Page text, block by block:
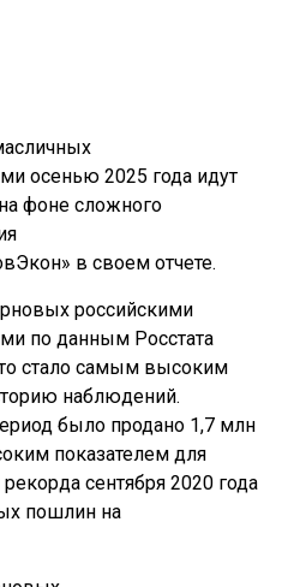
осенью 2025 года идут
фоне сложного
в своем отчете.
российскими
по данным Росстата
стало самым высоким
наблюдений.
было продано 1,7 млн
показателем для
сентября 2020 года
пошлин на